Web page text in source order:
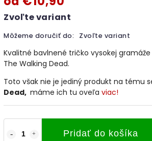
Zvoľte variant
Môžeme doručiť do: Zvoľte variant
Pridať do košíka
Kvalitné bavlnené tričko vysokej
The Walking Dead.
Toto však nie je jediný produkt na tému
Dead, máme ich tu oveľa viac!